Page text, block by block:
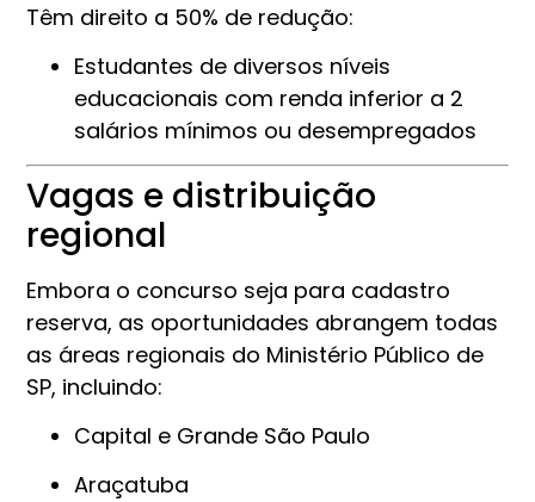
Têm direito a 50% de redução:
Estudantes de diversos níveis
educacionais com renda inferior a 2
salários mínimos ou desempregados
Vagas e distribuição
regional
Embora o concurso seja para cadastro
reserva, as oportunidades abrangem todas
as áreas regionais do Ministério Público de
SP, incluindo:
Capital e Grande São Paulo
Araçatuba